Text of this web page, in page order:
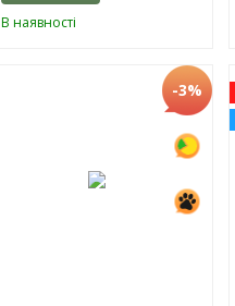
В наявності
-3%